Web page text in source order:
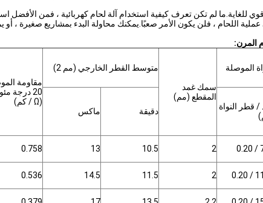
للغاية.ما لم تكن تعرف كيفية استخدام آلة لحام كهربائية ، فمن الأفضل
اللحام ، فلن يكون الأمر صعبًا.يمكنك محاولة البدء بمشاريع صغيرة ،
المرن:
الموصلة
سمك غمد
المقطع (مم)
متوسط ​​القطر الخارجي (مم 2)
مقاومة
20 درجة
(Ω / كم)
/ قطر النواة
دقيقة ماكس
2
10.5
13
0.758
2
11.5
14.5
0.536